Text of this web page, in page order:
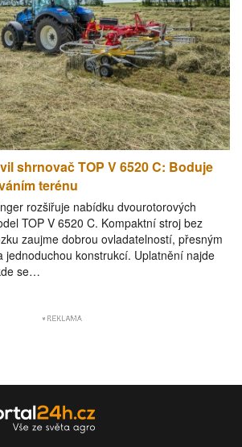
shrnovač TOP V 6520 C: Boduje
terénu
rozšiřuje nabídku dvourotorových
TOP V 6520 C. Kompaktní stroj bez
zaujme dobrou ovladatelností, přesným
jednoduchou konstrukcí. Uplatnění najde
se…